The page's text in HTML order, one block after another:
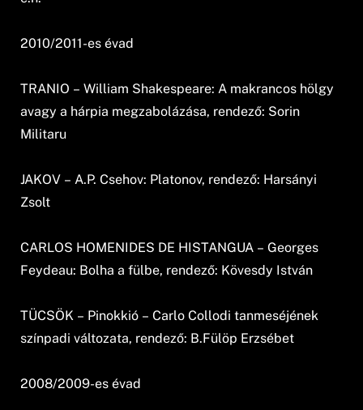
2010/2011-es évad
TRANIO – William Shakespeare: A makrancos hölgy
avagy a hárpia megzabolázása, rendező: Sorin
Militaru
JAKOV – A.P. Csehov: Platonov, rendező: Harsányi
Zsolt
CARLOS HOMENIDES DE HISTANGUA – Georges
Feydeau: Bolha a fülbe, rendező: Kövesdy István
TÜCSÖK – Pinokkió – Carlo Collodi tanmeséjének
színpadi változata, rendező: B.Fülöp Erzsébet
2008/2009-es évad